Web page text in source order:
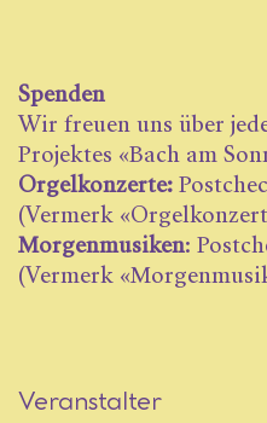
Spenden
Wir freuen uns über
Projektes «Bach am
Orgelkonzerte:
(Vermerk
Morgenmusiken:
(Vermerk
Veranstalter